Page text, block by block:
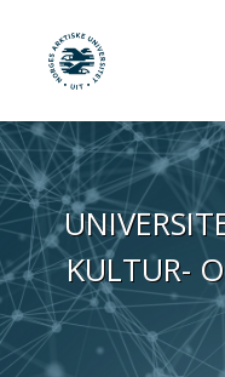
Hopp til hovedinnhold
UiT
KULTUR-